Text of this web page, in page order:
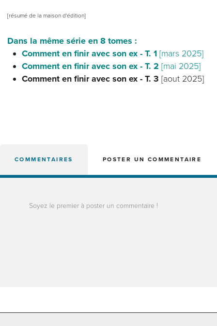
[résumé de la maison d'édition]
Dans la même série en 8 tomes :
Comment en finir avec son ex - T. 1 [mars 2025]
Comment en finir avec son ex - T. 2 [mai 2025]
Comment en finir avec son ex - T. 3 [aout 2025]
COMMENTAIRES POSTER UN COMMENTAIRE
Soyez le premier à poster un commentaire !